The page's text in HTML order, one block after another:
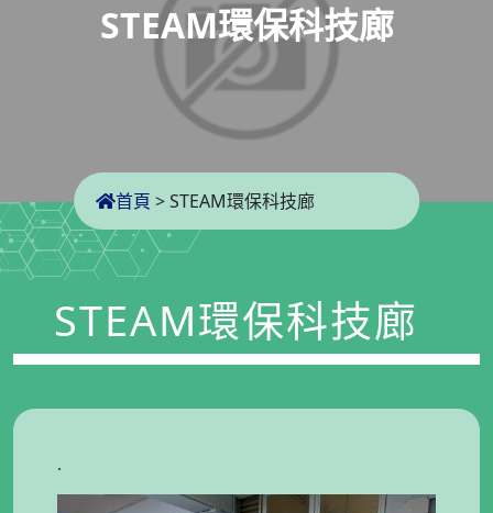
STEAM環保科技廊
首頁 >STEAM環保科技廊
STEAM環保科技廊
.